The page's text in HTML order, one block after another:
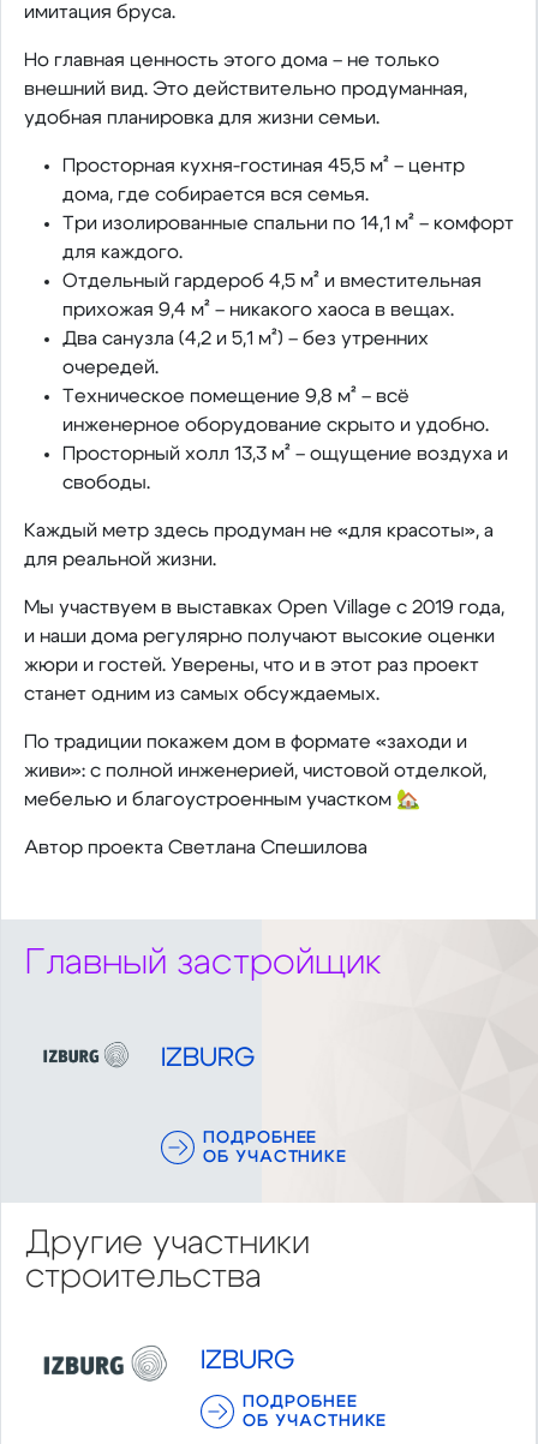
имитация бруса.
Но главная ценность этого дома – не только
внешний вид. Это действительно продуманная,
удобная планировка для жизни семьи.
Просторная кухня-гостиная 45,5 м² – центр
дома, где собирается вся семья.
Три изолированные спальни по 14,1 м² – комфорт
для каждого.
Отдельный гардероб 4,5 м² и вместительная
прихожая 9,4 м² – никакого хаоса в вещах.
Два санузла (4,2 и 5,1 м²) – без утренних
очередей.
Техническое помещение 9,8 м² – всё
инженерное оборудование скрыто и удобно.
Просторный холл 13,3 м² – ощущение воздуха и
свободы.
Каждый метр здесь продуман не «для красоты», а
для реальной жизни.
Мы участвуем в выставках Open Village с 2019 года,
и наши дома регулярно получают высокие оценки
жюри и гостей. Уверены, что и в этот раз проект
станет одним из самых обсуждаемых.
По традиции покажем дом в формате «заходи и
живи»: с полной инженерией, чистовой отделкой,
мебелью и благоустроенным участком 🏡
Автор проекта Светлана Спешилова
Главный застройщик
IZBURG
ПОДРОБНЕЕ
ОБ УЧАСТНИКЕ
Другие участники
строительства
IZBURG
ПОДРОБНЕЕ
ОБ УЧАСТНИКЕ